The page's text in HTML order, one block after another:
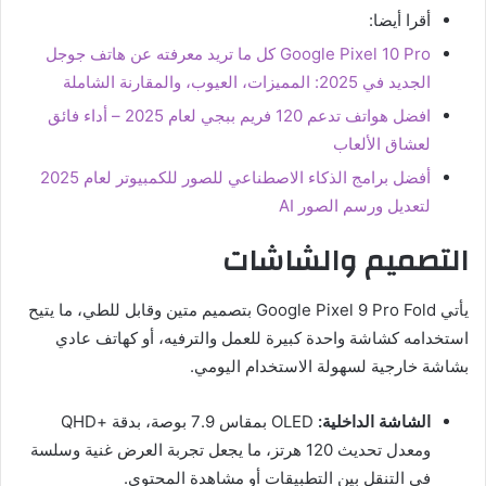
أقرا أيضا:
Google Pixel 10 Pro كل ما تريد معرفته عن هاتف جوجل
الجديد في 2025: المميزات، العيوب، والمقارنة الشاملة
افضل هواتف تدعم 120 فريم ببجي لعام 2025 – أداء فائق
لعشاق الألعاب
أفضل برامج الذكاء الاصطناعي للصور للكمبيوتر لعام 2025
لتعديل ورسم الصور AI
التصميم والشاشات
يأتي Google Pixel 9 Pro Fold بتصميم متين وقابل للطي، ما يتيح
استخدامه كشاشة واحدة كبيرة للعمل والترفيه، أو كهاتف عادي
بشاشة خارجية لسهولة الاستخدام اليومي.
الشاشة الداخلية:
OLED بمقاس 7.9 بوصة، بدقة +QHD
ومعدل تحديث 120 هرتز، ما يجعل تجربة العرض غنية وسلسة
في التنقل بين التطبيقات أو مشاهدة المحتوى.